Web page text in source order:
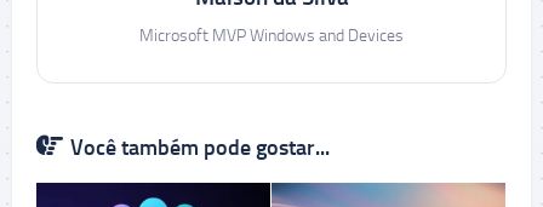
Microsoft MVP Windows and Devices
Você também pode gostar...